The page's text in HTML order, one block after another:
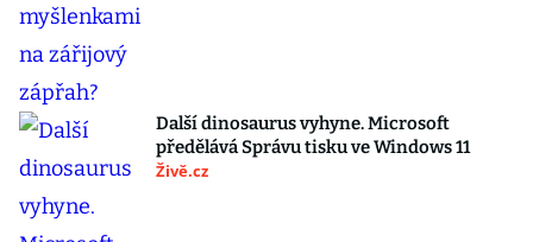
Další dinosaurus vyhyne. Microsoft
předělává Správu tisku ve Windows 11
Živě.cz